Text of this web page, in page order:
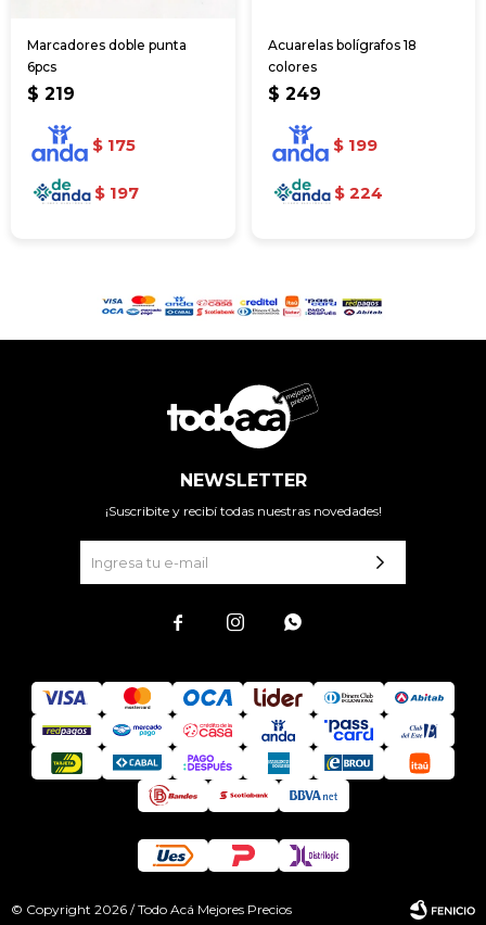
Marcadores doble punta
6pcs
$ 219
$ 175
$ 197
Acuarelas bolígrafos 18
colores
$ 249
$ 199
$ 224
NEWSLETTER
¡Suscribite y recibí todas nuestras novedades!
  
© Copyright 2026 / Todo Acá Mejores Precios